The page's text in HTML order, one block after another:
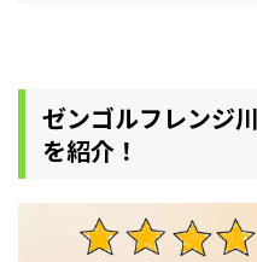
ゼンゴルフレンジ
を紹介！